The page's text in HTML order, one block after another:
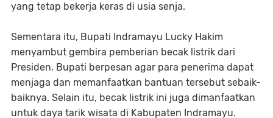
yang tetap bekerja keras di usia senja.
Sementara itu, Bupati Indramayu Lucky Hakim
menyambut gembira pemberian becak listrik dari
Presiden. Bupati berpesan agar para penerima dapat
menjaga dan memanfaatkan bantuan tersebut sebaik-
baiknya. Selain itu, becak listrik ini juga dimanfaatkan
untuk daya tarik wisata di Kabupaten Indramayu.